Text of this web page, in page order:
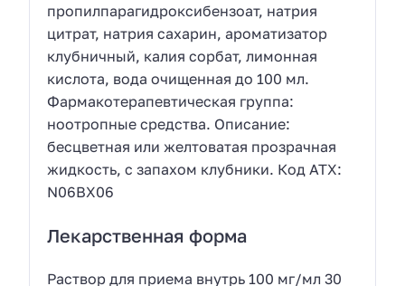
пропилпарагидроксибензоат, натрия
цитрат, натрия сахарин, ароматизатор
клубничный, калия сорбат, лимонная
кислота, вода очищенная до 100 мл.
Фармакотерапевтическая группа:
ноотропные средства. Описание:
бесцветная или желтоватая прозрачная
жидкость, с запахом клубники. Код ATХ:
N06BX06
Лекарственная форма
Раствор для приема внутрь 100 мг/мл 30